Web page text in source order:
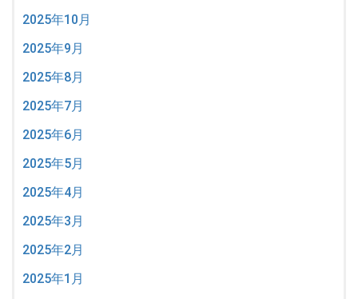
2025年10月
2025年9月
2025年8月
2025年7月
2025年6月
2025年5月
2025年4月
2025年3月
2025年2月
2025年1月